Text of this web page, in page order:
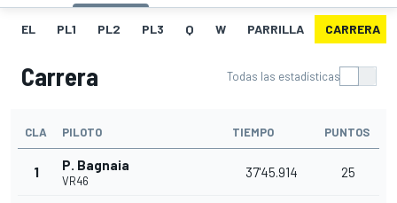
EL PL1 PL2 PL3 Q W PARRILLA CARRERA
Carrera Todas las estadísticas
CLA PILOTO TIEMPO PUNTOS
1 P. Bagnaia
VR46
37'45.914 25